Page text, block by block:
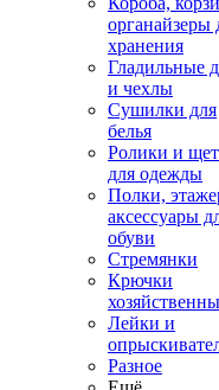
органайзеры
хранения
Гладильные
и чехлы
Сушилки для
белья
Ролики и
для одежды
Полки,
аксессуары
обуви
Стремянки
Крючки
Лейки и
Разное